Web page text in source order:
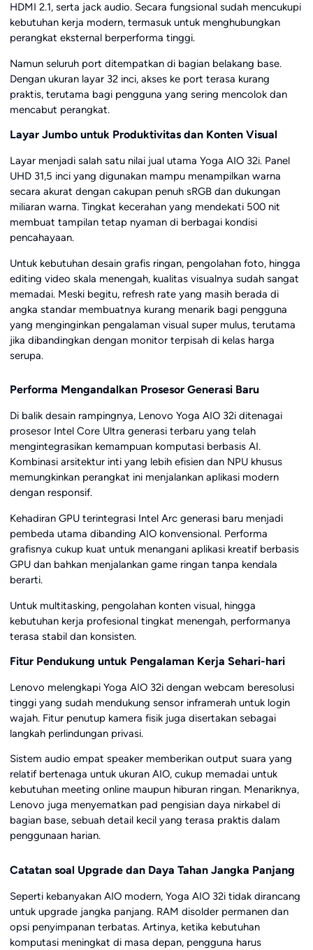
HDMI 2.1, serta jack audio. Secara fungsional sudah mencukupi
kebutuhan kerja modern, termasuk untuk menghubungkan
perangkat eksternal berperforma tinggi.
Namun seluruh port ditempatkan di bagian belakang base.
Dengan ukuran layar 32 inci, akses ke port terasa kurang
praktis, terutama bagi pengguna yang sering mencolok dan
mencabut perangkat.
Layar Jumbo untuk Produktivitas dan Konten Visual
Layar menjadi salah satu nilai jual utama Yoga AIO 32i. Panel
UHD 31,5 inci yang digunakan mampu menampilkan warna
secara akurat dengan cakupan penuh sRGB dan dukungan
miliaran warna. Tingkat kecerahan yang mendekati 500 nit
membuat tampilan tetap nyaman di berbagai kondisi
pencahayaan.
Untuk kebutuhan desain grafis ringan, pengolahan foto, hingga
editing video skala menengah, kualitas visualnya sudah sangat
memadai. Meski begitu, refresh rate yang masih berada di
angka standar membuatnya kurang menarik bagi pengguna
yang menginginkan pengalaman visual super mulus, terutama
jika dibandingkan dengan monitor terpisah di kelas harga
serupa.
Performa Mengandalkan Prosesor Generasi Baru
Di balik desain rampingnya, Lenovo Yoga AIO 32i ditenagai
prosesor Intel Core Ultra generasi terbaru yang telah
mengintegrasikan kemampuan komputasi berbasis AI.
Kombinasi arsitektur inti yang lebih efisien dan NPU khusus
memungkinkan perangkat ini menjalankan aplikasi modern
dengan responsif.
Kehadiran GPU terintegrasi Intel Arc generasi baru menjadi
pembeda utama dibanding AIO konvensional. Performa
grafisnya cukup kuat untuk menangani aplikasi kreatif berbasis
GPU dan bahkan menjalankan game ringan tanpa kendala
berarti.
Untuk multitasking, pengolahan konten visual, hingga
kebutuhan kerja profesional tingkat menengah, performanya
terasa stabil dan konsisten.
Fitur Pendukung untuk Pengalaman Kerja Sehari-hari
Lenovo melengkapi Yoga AIO 32i dengan webcam beresolusi
tinggi yang sudah mendukung sensor inframerah untuk login
wajah. Fitur penutup kamera fisik juga disertakan sebagai
langkah perlindungan privasi.
Sistem audio empat speaker memberikan output suara yang
relatif bertenaga untuk ukuran AIO, cukup memadai untuk
kebutuhan meeting online maupun hiburan ringan. Menariknya,
Lenovo juga menyematkan pad pengisian daya nirkabel di
bagian base, sebuah detail kecil yang terasa praktis dalam
penggunaan harian.
Catatan soal Upgrade dan Daya Tahan Jangka Panjang
Seperti kebanyakan AIO modern, Yoga AIO 32i tidak dirancang
untuk upgrade jangka panjang. RAM disolder permanen dan
opsi penyimpanan terbatas. Artinya, ketika kebutuhan
komputasi meningkat di masa depan, pengguna harus